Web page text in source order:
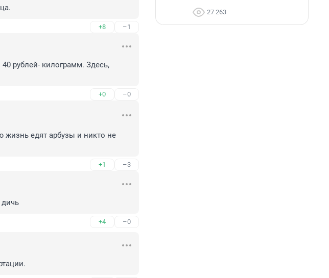
+8 –1
рублей- килограмм. Здесь,
+0 –0
жизнь едят арбузы и никто не
+1 –3
дичь
+4 –0
27 263